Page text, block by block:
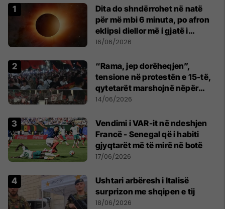
Dita do shndërrohet në natë
për më mbi 6 minuta, po afron
eklipsi diellor më i gjatë i
shekullit të 21-të
16/06/2026
“Rama, jep dorëheqjen”,
tensione në protestën e 15-të,
qytetarët marshojnë nëpër
kryeqytet
14/06/2026
Vendimi i VAR-it në ndeshjen
Francë - Senegal që i habiti
gjyqtarët më të mirë në botë
17/06/2026
Ushtari arbëresh i Italisë
surprizon me shqipen e tij
18/06/2026